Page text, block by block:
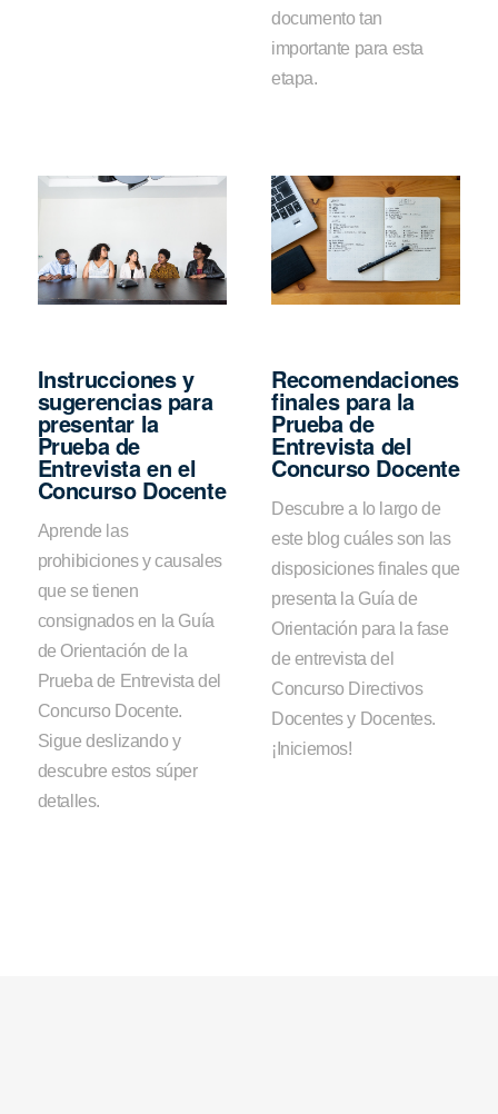
documento tan
importante para esta
etapa.
Instrucciones y
sugerencias para
presentar la
Prueba de
Entrevista en el
Concurso Docente
Aprende las
prohibiciones y causales
que se tienen
consignados en la Guía
de Orientación de la
Prueba de Entrevista del
Concurso Docente.
Sigue deslizando y
descubre estos súper
detalles.
Recomendaciones
finales para la
Prueba de
Entrevista del
Concurso Docente
Descubre a lo largo de
este blog cuáles son las
disposiciones finales que
presenta la Guía de
Orientación para la fase
de entrevista del
Concurso Directivos
Docentes y Docentes.
¡Iniciemos!